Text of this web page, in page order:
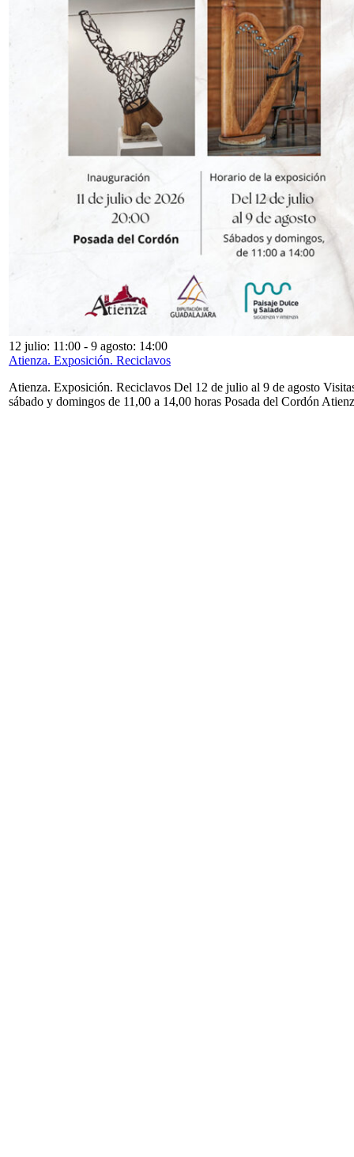
12 julio: 11:00 - 9 agosto: 14:00
Atienza. Exposición. Reciclavos
Atienza. Exposición. Reciclavos Del 12 de julio al 9 de agosto
sábado y domingos de 11,00 a 14,00 horas Posada del Cordón